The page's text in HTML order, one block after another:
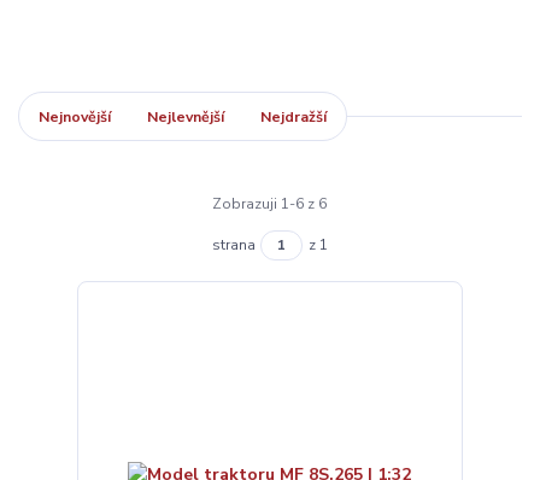
Nejnovější Nejlevnější Nejdražší
Zobrazuji 1-6 z 6
strana z 1